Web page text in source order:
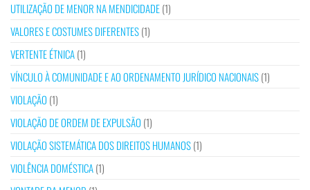
UTILIZAÇÃO DE MENOR NA MENDICIDADE(1)
VALORES E COSTUMES DIFERENTES(1)
VERTENTE ÉTNICA(1)
VÍNCULO À COMUNIDADE E AO ORDENAMENTO JURÍDICO NACIONAIS(1)
VIOLAÇÃO (1)
VIOLAÇÃO DE ORDEM DE EXPULSÃO (1)
VIOLAÇÃO SISTEMÁTICA DOS DIREITOS HUMANOS(1)
VIOLÊNCIA DOMÉSTICA(1)